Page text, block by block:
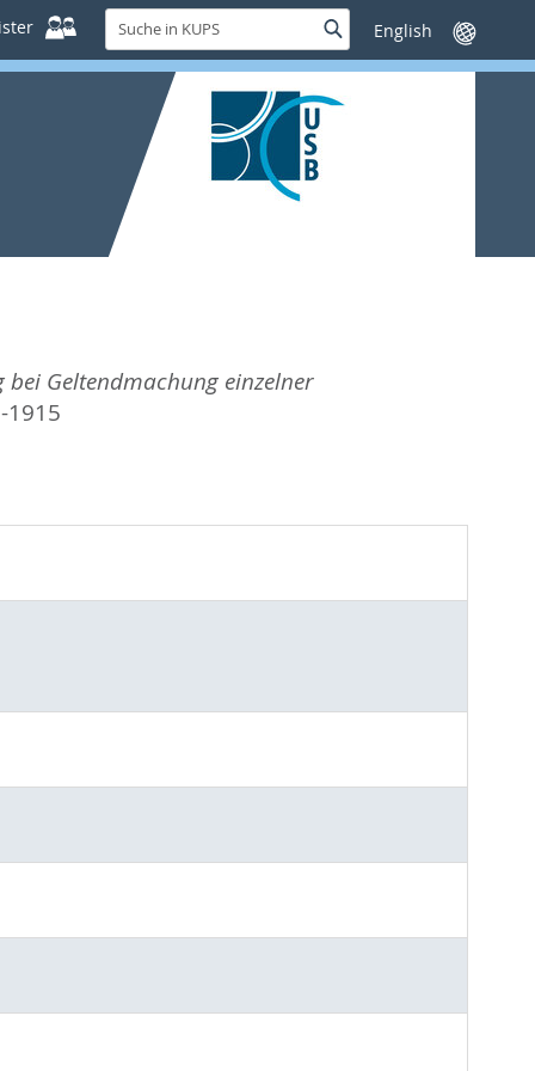
Suche
in
KUPS
SucheSprache
wechseln
bei Geltendmachung einzelner
1915